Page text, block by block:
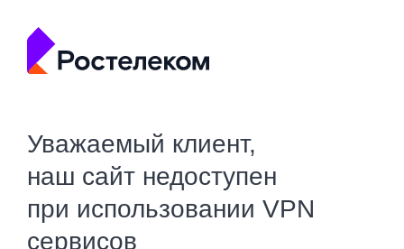
Уважаемый клиент,
наш сайт недоступен
при использовании VPN
сервисов